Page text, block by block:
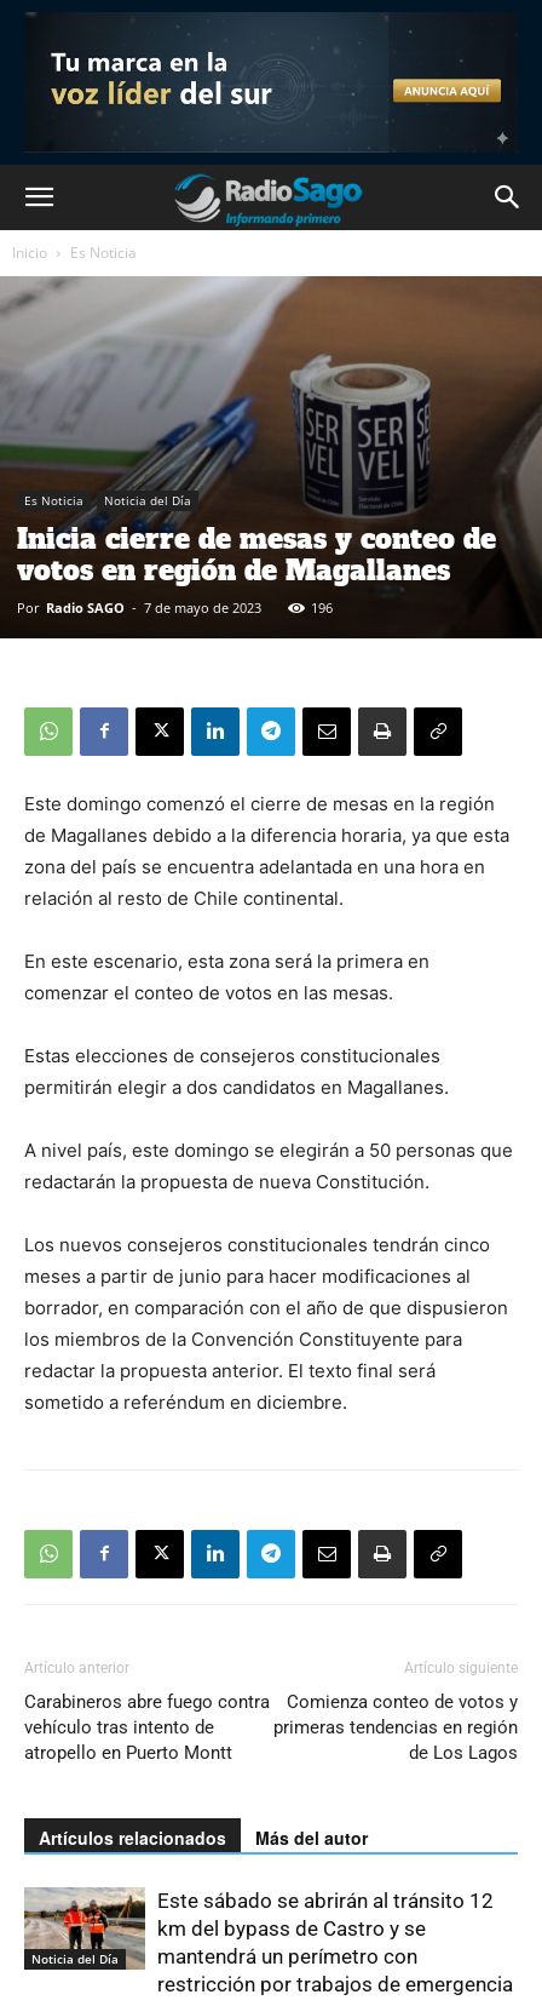
Inicio Es Noticia
Es Noticia Noticia del Día
Inicia cierre de mesas y conteo de
votos en región de Magallanes
Por Radio SAGO - 7 de mayo de 2023 196
Este domingo comenzó el cierre de mesas en la región
de Magallanes debido a la diferencia horaria, ya que esta
zona del país se encuentra adelantada en una hora en
relación al resto de Chile continental.
En este escenario, esta zona será la primera en
comenzar el conteo de votos en las mesas.
Estas elecciones de consejeros constitucionales
permitirán elegir a dos candidatos en Magallanes.
A nivel país, este domingo se elegirán a 50 personas que
redactarán la propuesta de nueva Constitución.
Los nuevos consejeros constitucionales tendrán cinco
meses a partir de junio para hacer modificaciones al
borrador, en comparación con el año de que dispusieron
los miembros de la Convención Constituyente para
redactar la propuesta anterior. El texto final será
sometido a referéndum en diciembre.
Artículo anterior
Carabineros abre fuego contra
vehículo tras intento de
atropello en Puerto Montt
Artículo siguiente
Comienza conteo de votos y
primeras tendencias en región
de Los Lagos
Artículos relacionados Más del autor
Noticia del Día
Este sábado se abrirán al tránsito 12
km del bypass de Castro y se
mantendrá un perímetro con
restricción por trabajos de emergencia